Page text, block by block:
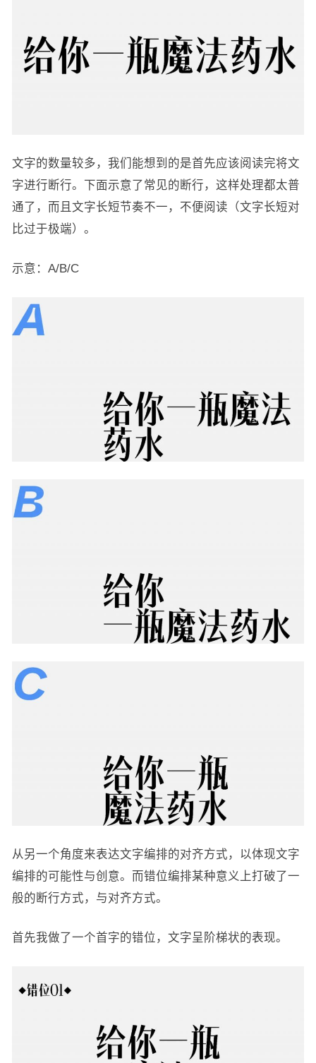
文字的数量较多，我们能想到的是首先应该阅读完将文
字进行断行。下面示意了常见的断行，这样处理都太普
通了，而且文字长短节奏不一，不便阅读（文字长短对
比过于极端）。
示意：A/B/C
从另一个角度来表达文字编排的对齐方式，以体现文字
编排的可能性与创意。而错位编排某种意义上打破了一
般的断行方式，与对齐方式。
首先我做了一个首字的错位，文字呈阶梯状的表现。